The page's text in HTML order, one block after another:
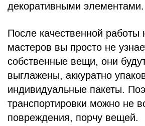
декоративными элементами.
После качественной работы
мастеров вы просто не
собственные вещи, они
выглажены, аккуратно
индивидуальные пакеты.
транспортировки можно не
повреждения, порчу вещей.